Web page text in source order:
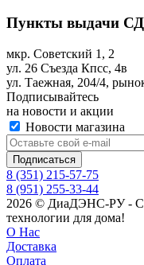
Пункты выдачи
мкр. Советский 1, 2
ул. 26 Съезда Кпсс, 4в
ул. Таежная, 204/4,
Подписывайтесь
на новости и акции
Новости магазина
8 (351) 215-57-75
8 (951) 255-33-44
2026 © ДиаДЭНС-РУ -
технологии для дома!
О Нас
Доставка
Оплата